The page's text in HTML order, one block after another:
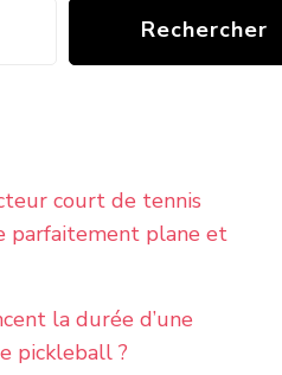
Rechercher
court de tennis
parfaitement plane et
la durée d’une
pickleball ?